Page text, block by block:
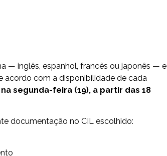
— inglês, espanhol, francês ou japonês — e
acordo com a disponibilidade de cada
segunda-feira (19), a partir das 18
documentação no CIL escolhido: